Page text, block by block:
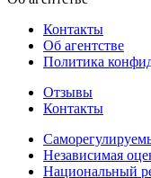
Контакты
Об агентстве
Политика
Отзывы
Контакты
Независимая
Национальный